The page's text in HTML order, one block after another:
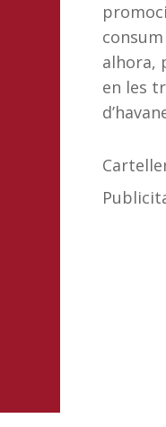
alhora,
en les